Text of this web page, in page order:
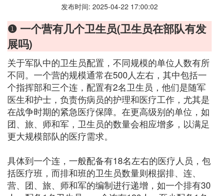
发布时间: 2025-04-22 17:00:02
❶ 一个营有几个卫生员(卫生员在部队有发
展吗)
关于军队中的卫生员配置，不同规模的单位人数有所
不同。一个营的规模通常在500人左右，其中包括一
个指挥部和三个连，配置有2名卫生员，他们是随军
医生和护士，负责伤病员的护理和医疗工作，尤其是
在战争时期的紧急医疗保障。在更高级别的单位，如
团、旅、师和军，卫生员的数量会相应增多，以满足
更大规模部队的医疗需求。
具体到一个连，一般配备有18名左右的医疗人员，包
括医疗班，而排和班的卫生员数量则根据排、连、
营、团、旅、师和军的编制进行递增，如一个排有30